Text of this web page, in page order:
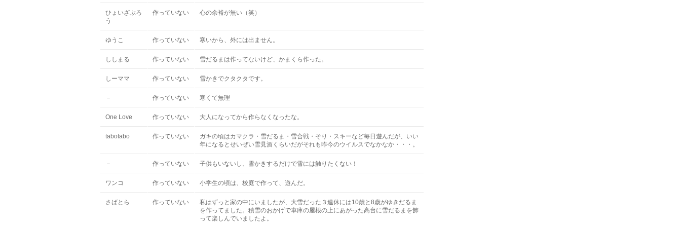
ひょいざぶろ
う
作っていない 心の余裕が無い（笑）
ゆうこ 作っていない 寒いから、外には出ません。
ししまる 作っていない 雪だるまは作ってないけど、かまくら作った。
しーママ 作っていない 雪かきでクタクタです。
－ 作っていない 寒くて無理
One Love 作っていない 大人になってから作らなくなったな。
tabotabo 作っていない
ガキの頃はカマクラ・雪だるま・雪合戦・そり・スキーなど毎日遊んだが、いい
年になるとせいぜい雪見酒くらいだがそれも昨今のウイルスでなかなか・・・。
－ 作っていない 子供もいないし、雪かきするだけで雪には触りたくない！
ワンコ 作っていない 小学生の頃は、校庭で作って、遊んだ。
さばとら 作っていない
私はずっと家の中にいましたが、大雪だった３連休には10歳と8歳がゆきだるま
を作ってました。積雪のおかげで車庫の屋根の上にあがった高台に雪だるまを飾
って楽しんでいましたよ。